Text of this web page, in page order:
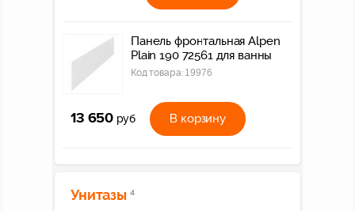
Панель фронтальная Alpen
Plain 190 72561 для ванны
Код товара: 19976
13 650 руб В корзину
Унитазы 4